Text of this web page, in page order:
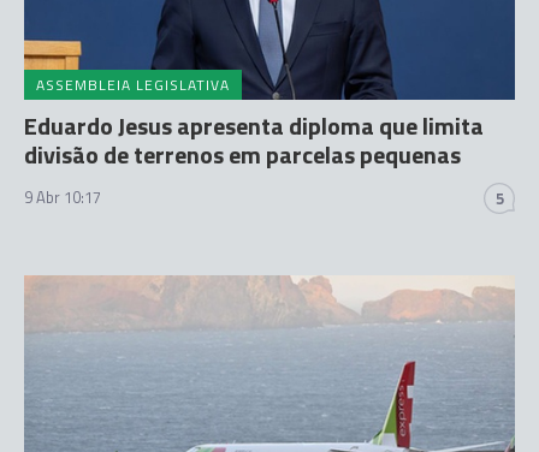
ASSEMBLEIA LEGISLATIVA
Eduardo Jesus apresenta diploma que limita
divisão de terrenos em parcelas pequenas
9 Abr 10:17 5